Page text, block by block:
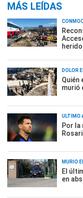
MÁS LEÍDAS
DOLOR
Quién
murió
ÚLTIMO
Por la
MURIÓ
El
en